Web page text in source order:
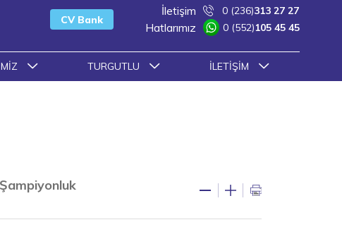
TURGUTLU İLETIŞIM
CV Bank
İletişim 0 (236)313 27 27
Hatlarımız 0 (552)105 45 45